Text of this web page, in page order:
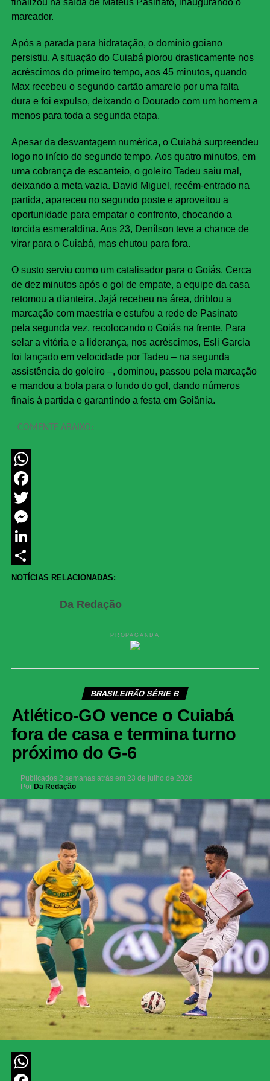
marcador.
Após a parada para hidratação, o domínio goiano
persistiu. A situação do Cuiabá piorou drasticamente nos
acréscimos do primeiro tempo, aos 45 minutos, quando
Max recebeu o segundo cartão amarelo por uma falta
dura e foi expulso, deixando o Dourado com um homem a
menos para toda a segunda etapa.
Apesar da desvantagem numérica, o Cuiabá surpreendeu
logo no início do segundo tempo. Aos quatro minutos, em
uma cobrança de escanteio, o goleiro Tadeu saiu mal,
deixando a meta vazia. David Miguel, recém-entrado na
partida, apareceu no segundo poste e aproveitou a
oportunidade para empatar o confronto, chocando a
torcida esmeraldina. Aos 23, Denílson teve a chance de
virar para o Cuiabá, mas chutou para fora.
O susto serviu como um catalisador para o Goiás. Cerca
de dez minutos após o gol de empate, a equipe da casa
retomou a dianteira. Jajá recebeu na área, driblou a
marcação com maestria e estufou a rede de Pasinato
pela segunda vez, recolocando o Goiás na frente. Para
selar a vitória e a liderança, nos acréscimos, Esli Garcia
foi lançado em velocidade por Tadeu – na segunda
assistência do goleiro –, dominou, passou pela marcação
e mandou a bola para o fundo do gol, dando números
finais à partida e garantindo a festa em Goiânia.
COMENTE ABAIXO:
WhatsApp
Facebook
Twitter
Messenger
LinkedIn
Share
NOTÍCIAS RELACIONADAS:
Da Redação
PROPAGANDA
BRASILEIRÃO SÉRIE B
Atlético-GO vence o Cuiabá
fora de casa e termina turno
próximo do G-6
Publicados 2 semanas atrás em 23 de julho de 2026
Por Da Redação